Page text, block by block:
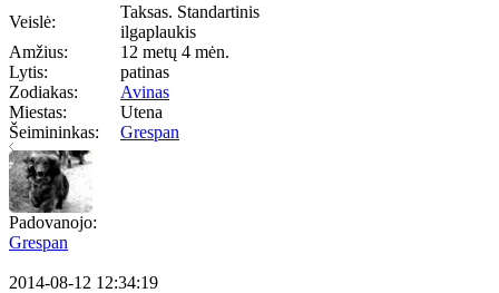
Veislė:
Taksas. Standartinis
ilgaplaukis
Amžius:
12 metų 4 mėn.
Lytis:
patinas
Zodiakas:
Avinas
Miestas:
Utena
Šeimininkas:
Grespan
Padovanojo:
Grespan
2014-08-12 12:34:19